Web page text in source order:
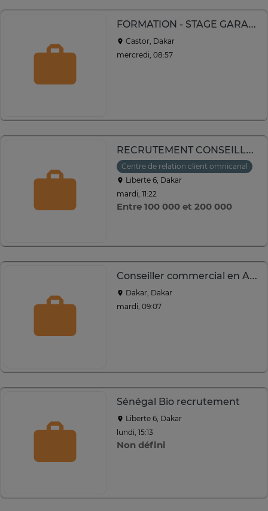
FORMATION - STAGE GARANTI
Castor, Dakar
mercredi, 08:57
RECRUTEMENT CONSEILLERS COMMERCIAUX CONFIRMÉS
Centre de relation client omnicanal
Liberte 6, Dakar
mardi, 11:22
Entre 100 000 et 200 000
Conseiller commercial en Assurance
Dakar, Dakar
mardi, 09:07
Sénégal Bio recrutement
Liberte 6, Dakar
lundi, 15:13
Non défini